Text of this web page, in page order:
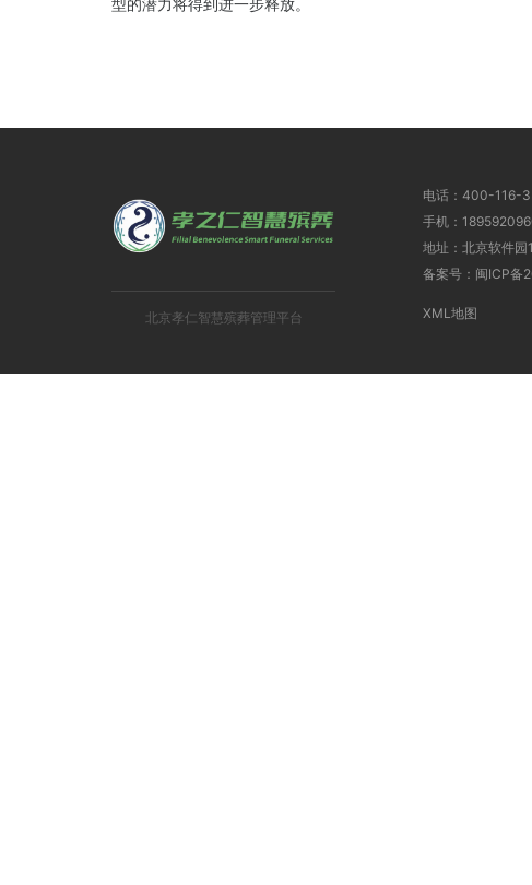
型的潜力将得到进一步释放。
北京孝仁智慧殡葬管理平台
电话：400-116-
手机：
地址：北京软件园
备案号：闽ICP备
XML地图